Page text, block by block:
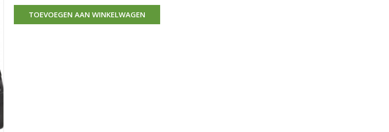
TOEVOEGEN AAN WINKELWAGEN